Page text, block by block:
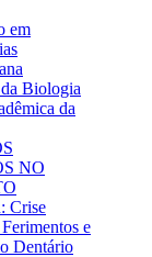
em
Biologia
da
NO
Crise
e
Dentário